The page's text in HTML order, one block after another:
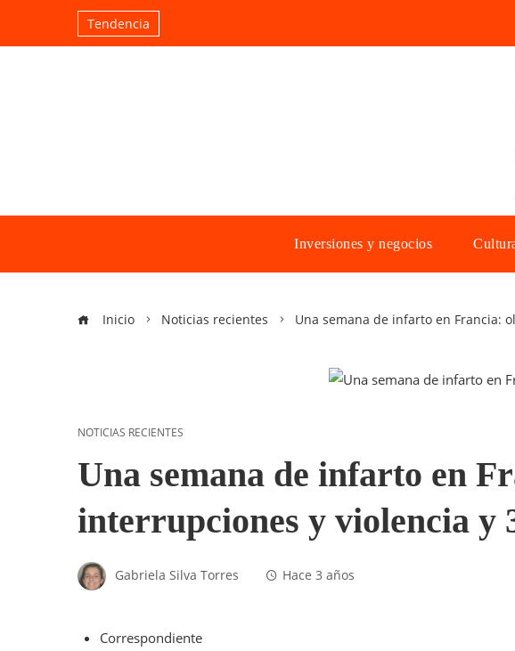
Tendencia
Inversiones y negocios
Inicio Noticias recientes Una semana de infarto en Francia:
NOTICIAS RECIENTES
Una semana de infarto en
interrupciones y violencia y
Gabriela Silva Torres Hace 3 años
Correspondiente